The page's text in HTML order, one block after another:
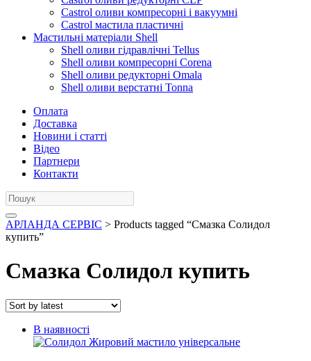
Castrol оливи компресорні і вакуумні
Castrol мастила пластичні
Мастильні матеріали Shell
Shell оливи гідравлічні Tellus
Shell оливи компресорні Corena
Shell оливи редукторні Omala
Shell оливи верстатні Tonna
Оплата
Доставка
Новини і статті
Відео
Партнери
Контакти
АРЛАНДА СЕРВІС > Products tagged “Смазка Солидол
купить”
Смазка Солидол купить
В наявності